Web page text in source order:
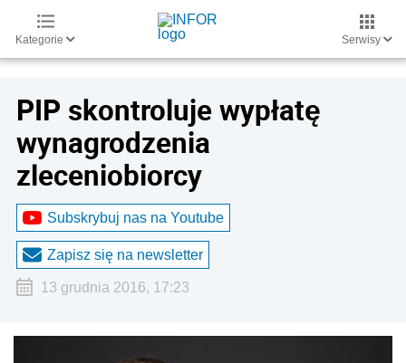
Kategorie Serwisy
PIP skontroluje wypłatę
wynagrodzenia
zleceniobiorcy
Subskrybuj nas na Youtube
Zapisz się na newsletter
13 grudnia 2016, 17:23